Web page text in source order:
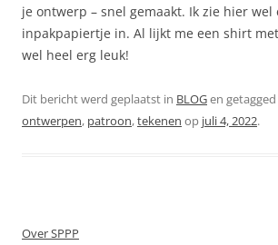
je ontwerp – snel gemaakt. Ik zie hier wel
inpakpapiertje in. Al lijkt me een shirt
wel heel erg leuk!
Dit bericht werd geplaatst in BLOGen
ontwerpen, patroon,tekenen op juli 4, 2022.
Over SPPP